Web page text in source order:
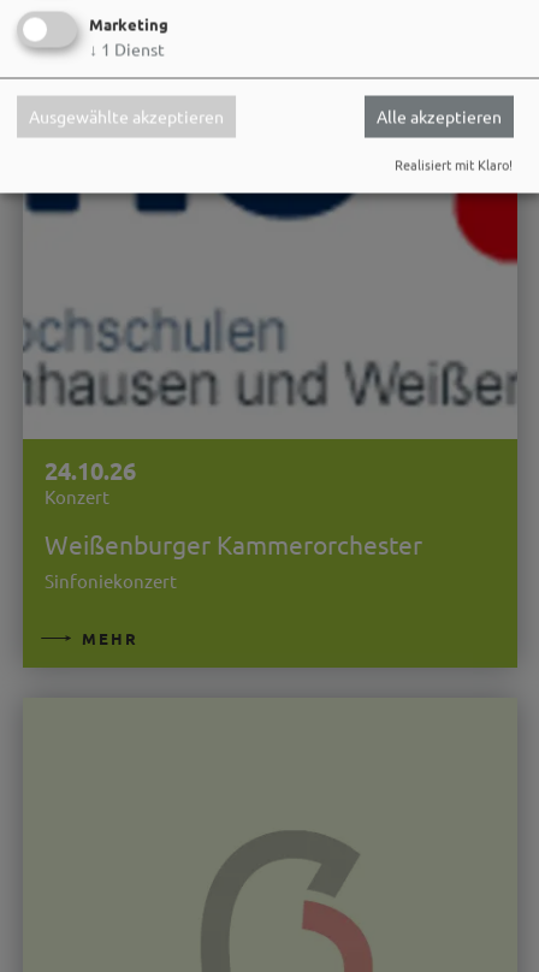
24.10.26
Konzert
Weißenburger Kammerorchester
Sinfoniekonzert
MEHR
Marketing
↓ 1 Dienst
Ausgewählte akzeptieren Alle akzeptieren
Realisiert mit Klaro!